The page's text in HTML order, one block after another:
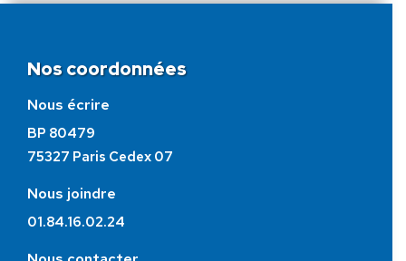
Nos coordonnées
Nous écrire
BP 80479
75327 Paris Cedex 07
Nous joindre
01.84.16.02.24